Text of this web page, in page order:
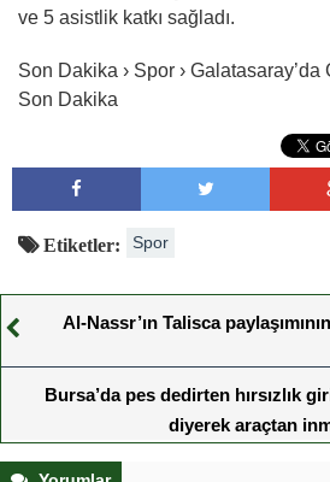
ve 5 asistlik katkı sağladı.
Son Dakika › Spor ›
Son Dakika
Etiketler: Spor
Al-Nassr’ın Talisca
Bursa’da pes dedirten hırsızlık
diyerek araçtan